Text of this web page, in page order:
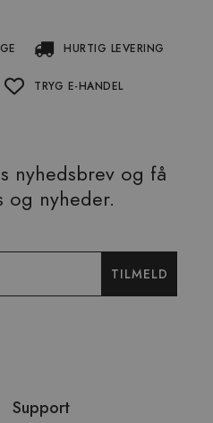
HURTIG LEVERING
TRYG E-HANDEL
nyhedsbrev og få
nyheder.
TILMELD
Support